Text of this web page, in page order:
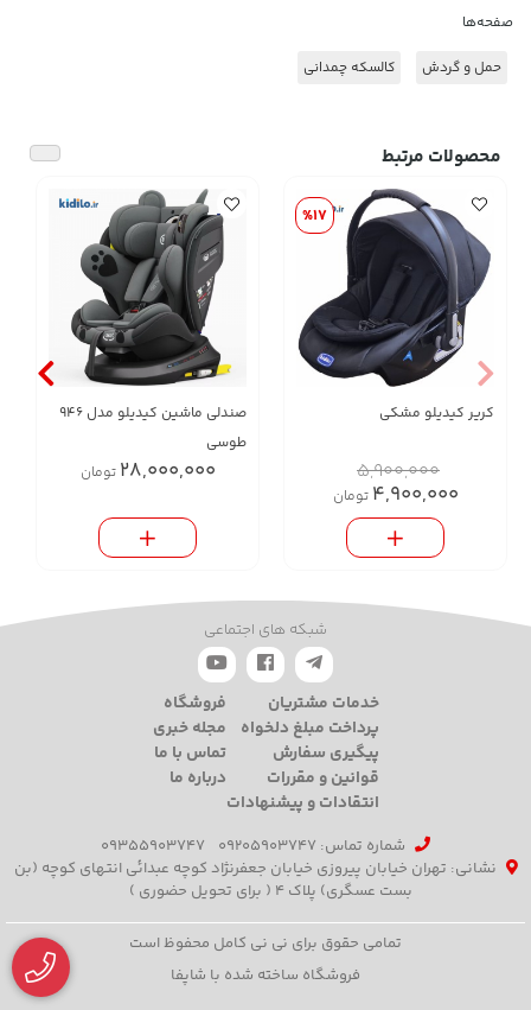
صفحه‌ها
حمل و گردش کالسکه چمدانی
محصولات مرتبط
%17
کریر کیدیلو مشکی
5,900,000
4,900,000 تومان
صندلی ماشین کیدیلو مدل 946
طوسی
28,000,000 تومان
شبکه های اجتماعی
خدمات مشتریان
پرداخت مبلغ دلخواه
پیگیری سفارش
قوانین و مقررات
انتقادات و پیشنهادات
فروشگاه
مجله خبری
تماس با ما
درباره ما
شماره تماس‌: 09205903747
09355903747
نشانی: تهران خیابان پیروزی خیابان جعفرنژاد کوچه عبدائی انتهای کوچه (بن
بست عسگری) پلاک 4 ( برای تحویل حضوری )
تمامی حقوق برای نی نی کامل محفوظ است
فروشگاه ساخته شده با شاپفا